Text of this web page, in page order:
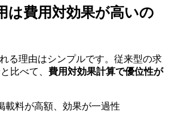
は費用対効果が高いの
る理由はシンプルです。従来型の求
比べて、 費用対効果計算で優位性が
載料が高額、効果が一過性